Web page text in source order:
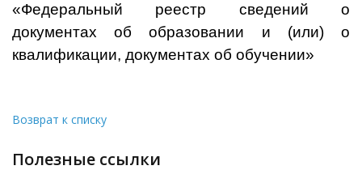
«Федеральный реестр сведений о
документах об образовании и (или) о
квалификации, документах об обучении»
Возврат к списку
полезные ссылки